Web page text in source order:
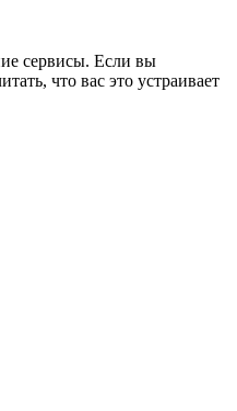
сервисы. Если вы
что вас это устраивает